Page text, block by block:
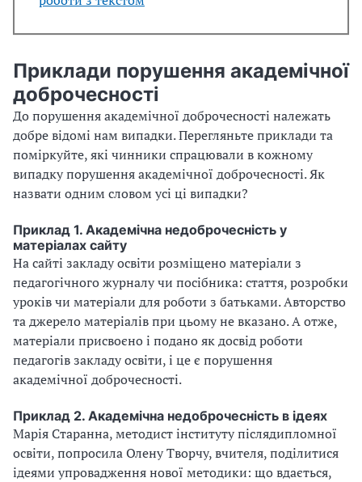
Приклади порушення академічної
доброчесності
До порушення академічної доброчесності належать
добре відомі нам випадки. Перегляньте приклади та
поміркуйте, які чинники спрацювали в кожному
випадку порушення академічної доброчесності. Як
назвати одним словом усі ці випадки?
Приклад 1. Академічна недоброчесність у
матеріалах сайту
На сайті закладу освіти розміщено матеріали з
педагогічного журналу чи посібника: стаття, розробки
уроків чи матеріали для роботи з батьками. Авторство
та джерело матеріалів при цьому не вказано. А отже,
матеріали присвоєно і подано як досвід роботи
педагогів закладу освіти, і це є порушення
академічної доброчесності.
Приклад 2. Академічна недоброчесність в ідеях
Марія Старанна, методист інституту післядипломної
освіти, попросила Олену Творчу, вчителя, поділитися
ідеями упровадження нової методики: що вдається,